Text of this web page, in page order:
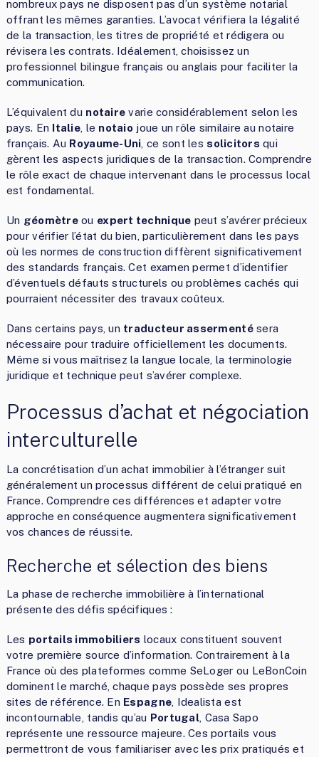
nombreux pays ne disposent pas d’un système notarial
offrant les mêmes garanties. L’avocat vérifiera la légalité
de la transaction, les titres de propriété et rédigera ou
révisera les contrats. Idéalement, choisissez un
professionnel bilingue français ou anglais pour faciliter la
communication.
L’équivalent du notaire varie considérablement selon les
pays. En Italie , le notaio joue un rôle similaire au notaire
français. Au Royaume-Uni , ce sont les solicitors qui
gèrent les aspects juridiques de la transaction. Comprendre
le rôle exact de chaque intervenant dans le processus local
est fondamental.
Un géomètreou expert technique peut s’avérer précieux
pour vérifier l’état du bien, particulièrement dans les pays
où les normes de construction diffèrent significativement
des standards français. Cet examen permet d’identifier
d’éventuels défauts structurels ou problèmes cachés qui
pourraient nécessiter des travaux coûteux.
Dans certains pays, un traducteur assermentésera
nécessaire pour traduire officiellement les documents.
Même si vous maîtrisez la langue locale, la terminologie
juridique et technique peut s’avérer complexe.
Processus d’achat et négociation
interculturelle
La concrétisation d’un achat immobilier à l’étranger suit
généralement un processus différent de celui pratiqué en
France. Comprendre ces différences et adapter votre
approche en conséquence augmentera significativement
vos chances de réussite.
Recherche et sélection des biens
La phase de recherche immobilière à l’international
présente des défis spécifiques :
Les portails immobiliers locaux constituent souvent
votre première source d’information. Contrairement à la
France où des plateformes comme SeLoger ou LeBonCoin
dominent le marché, chaque pays possède ses propres
sites de référence. En Espagne , Idealista est
incontournable, tandis qu’au Portugal, Casa Sapo
représente une ressource majeure. Ces portails vous
permettront de vous familiariser avec les prix pratiqués et